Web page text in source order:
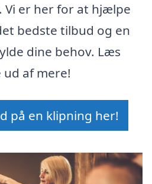
Vi er her for at hjælpe
bedste tilbud og en
dine behov. Læs
af mere!
på en klipning her!